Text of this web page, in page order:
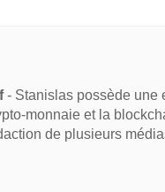
- Stanislas possède une
monnaie et la
de plusieurs